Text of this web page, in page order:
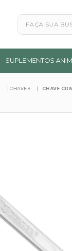
Faça sua
SUPLEMENTOS
CHAVES CHAVE